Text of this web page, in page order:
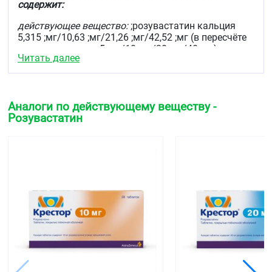
концентрация ХС-ЛПВП, курение, семейный
анамнез раннего начала ИБС).
содержит:
действующее вещество:;розувастатин кальция
5,315 ;мг/10,63 ;мг/21,26 ;мг/42,52 ;мг (в пересчёте
на ;розувастатин ;5 ;мг/10 ;мг/20 ;мг/40 ;мг);
вспомогательные вещества:;кальция
;лактозы ;моногидрат, ;целлюлоза
микрокристаллическая, ;магния стеарат;
основе красителя ;азорубинf, алюминиевый лак на
основе красителя ;солнечный закат жёлтый].
Описание
Дозировка 5 мг и 20 мг:;круглые двояковыпуклые
таблетки, покрытые плёночной оболочкой
Читать далее
Аналоги по действующему веществу -
Розувастатин